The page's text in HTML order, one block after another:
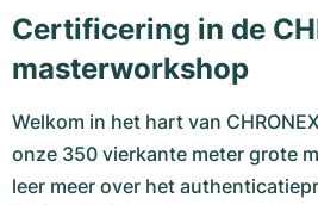
Certificering in de
masterworkshop
Welkom in het hart van
onze 350 vierkante meter grote
leer meer over het